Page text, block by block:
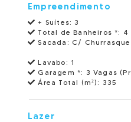
Empreendimento
+ Suítes:3
Total de Banheiros *: 4
Sacada: C/
Lavabo: 1
Garagem *: 3 Vagas
Área Total (m²): 335
Lazer